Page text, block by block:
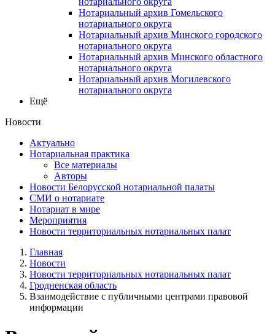
Нотариальный архив Гомельского
нотариального округа
Нотариальный архив Минского городского
нотариального округа
Нотариальный архив Минского областного
нотариального округа
Нотариальный архив Могилевского
нотариального округа
Ещё
Новости
Актуально
Нотариальная практика
Все материалы
Авторы
Новости Белорусской нотариальной палаты
СМИ о нотариате
Нотариат в мире
Мероприятия
Новости территориальных нотариальных палат
Главная
Новости
Новости территориальных нотариальных палат
Гродненская область
Взаимодействие с публичными центрами правовой
информации